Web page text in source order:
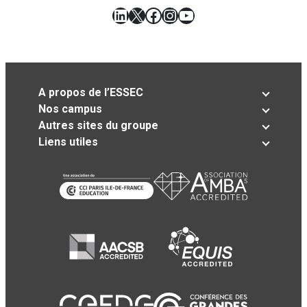
LinkedIn
X Facebook
Instagram
YouTube
A propos de l’ESSEC
Nos campus
Autres sites du groupe
Liens utiles